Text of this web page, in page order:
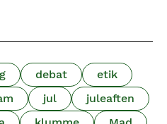
debat
etik
jul
juleaften